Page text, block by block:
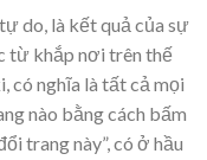
do, là kết quả của sự
từ khắp nơi trên thế
có nghĩa là tất cả mọi
nào bằng cách bấm
trang này”, có ở hầu